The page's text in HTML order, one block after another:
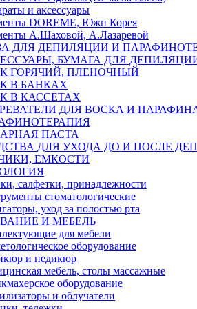
и аксессуары
DOREME, Южн Корея
А.Шаховой, А.Лазаревой
ДЛЯ ДЕПИЛЯЦИИ И
БУМАГА ДЛЯ
ГОРЯЧИЙ, ПЛЕНОЧНЫЙ
В БАНКАХ
В КАССЕТАХ
ДЛЯ ВОСКА И
ПАСТА
ДЛЯ УХОДА ДО И ПОСЛЕ
ЕМКОСТИ
салфетки, принадлежности
стоматологические
уход за полостью рта
И МЕБЕЛЬ
для мебели
оборудование
и педикюр
мебель, столы массажные
оборудование
и облучатели